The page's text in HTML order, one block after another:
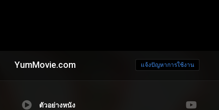
YumMovie.com แจ้งปัญหาการใช้งาน
ตัวอย่างหนัง